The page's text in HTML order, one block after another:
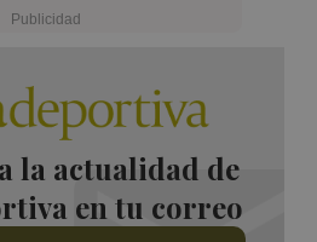
la actualidad de
en tu correo